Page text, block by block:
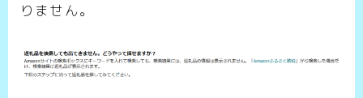
りません。